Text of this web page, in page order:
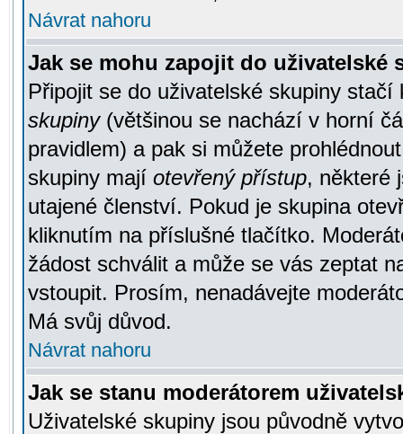
Návrat nahoru
Jak se mohu zapojit do uživatelské
Připojit se do uživatelské skupiny
skupiny(většinou se nachází v horní
pravidlem) a pak si můžete
skupiny mají otevřený přístup, některé
utajené členství. Pokud je skupina
kliknutím na příslušné tlačítko.
žádost schválit a může se vás zeptat
vstoupit. Prosím, nenadávejte
Má svůj důvod.
Návrat nahoru
Jak se stanu moderátorem
Uživatelské skupiny jsou původně